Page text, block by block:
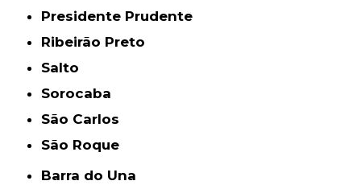
Presidente Prudente
Ribeirão Preto
Salto
Sorocaba
São Carlos
São Roque
Barra do Una